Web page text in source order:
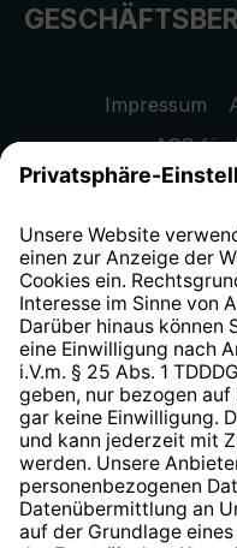
Impressum
AGB für